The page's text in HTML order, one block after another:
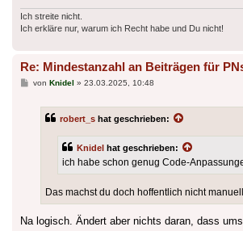
Ich streite nicht.
Ich erkläre nur, warum ich Recht habe und Du nicht!
Re: Mindestanzahl an Beiträgen für
Beitrag
von Knidel » 23.03.2025, 10:48
robert_s hat geschrieben:
Knidel hat geschrieben:
ich habe schon genug Code-
Das machst du doch hoffentlich nicht
Na logisch. Ändert aber nichts daran, dass